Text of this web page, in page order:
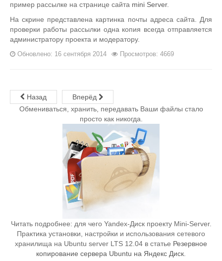
пример рассылке на странице сайта mini Server.
На скрине представлена картинка почты адреса сайта. Для
проверки работы рассылки одна копия всегда отправляется
администратору проекта и модератору.
Обновлено: 16 сентября 2014 Просмотров: 4669
Назад
Вперёд
Обмениваться, хранить, передавать Ваши файлы стало
просто как никогда.
Читать подробнее: для чего Yandex-Диск проекту Mini-Server.
Практика установки, настройки и использования сетевого
хранилища на Ubuntu server LTS 12.04 в статье Резервное
копирование сервера Ubuntu на Яндекс Диск